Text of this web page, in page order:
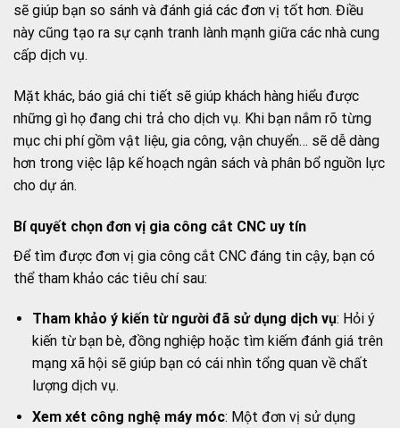
sẽ giúp bạn so sánh và đánh giá các đơn vị tốt hơn. Điều
này cũng tạo ra sự cạnh tranh lành mạnh giữa các nhà cung
cấp dịch vụ.
Mặt khác, báo giá chi tiết sẽ giúp khách hàng hiểu được
những gì họ đang chi trả cho dịch vụ. Khi bạn nắm rõ từng
mục chi phí gồm vật liệu, gia công, vận chuyển… sẽ dễ dàng
hơn trong việc lập kế hoạch ngân sách và phân bổ nguồn lực
cho dự án.
Bí quyết chọn đơn vị gia công cắt CNC uy tín
Để tìm được đơn vị gia công cắt CNC đáng tin cậy, bạn có
thể tham khảo các tiêu chí sau:
Tham khảo ý kiến từ người đã sử dụng dịch vụ: Hỏi ý
kiến từ bạn bè, đồng nghiệp hoặc tìm kiếm đánh giá trên
mạng xã hội sẽ giúp bạn có cái nhìn tổng quan về chất
lượng dịch vụ.
Xem xét công nghệ máy móc: Một đơn vị sử dụng